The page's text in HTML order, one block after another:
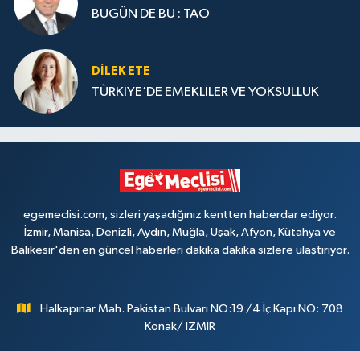
BUGÜN DE BU : TAO
DILEK ETE
TÜRKİYE’DE EMEKLİLER VE YOKSULLUK
egemeclisi.com, sizleri yaşadığınız kentten haberdar ediyor.
İzmir, Manisa, Denizli, Aydın, Muğla, Uşak, Afyon, Kütahya ve
Balıkesir'den en güncel haberleri dakika dakika sizlere ulaştırıyor.
Halkapınar Mah. Pakistan Bulvarı NO:19 /4 İç Kapı NO: 708
Konak/ İZMİR